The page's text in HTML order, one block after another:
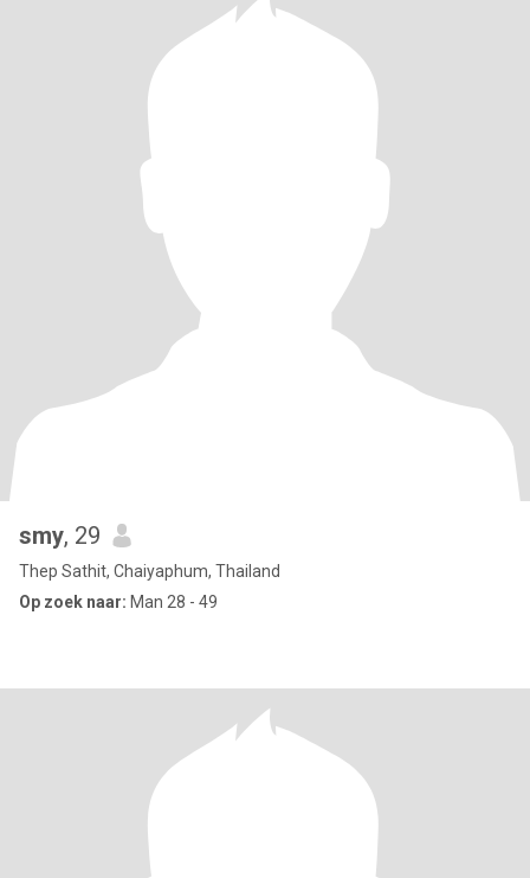
smy, 29
Thep Sathit, Chaiyaphum, Thailand
Op zoek naar: Man 28 - 49